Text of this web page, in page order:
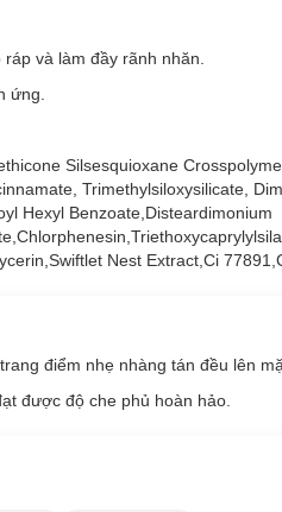
và làm đầy rãnh nhăn.
ứng.
Silsesquioxane
Trimethylsiloxysilicate,
Hexyl Benzoate,Disteardimonium
Nest Extract,Ci
điểm nhẹ nhàng tán đều lên
được độ che phủ hoàn hảo.